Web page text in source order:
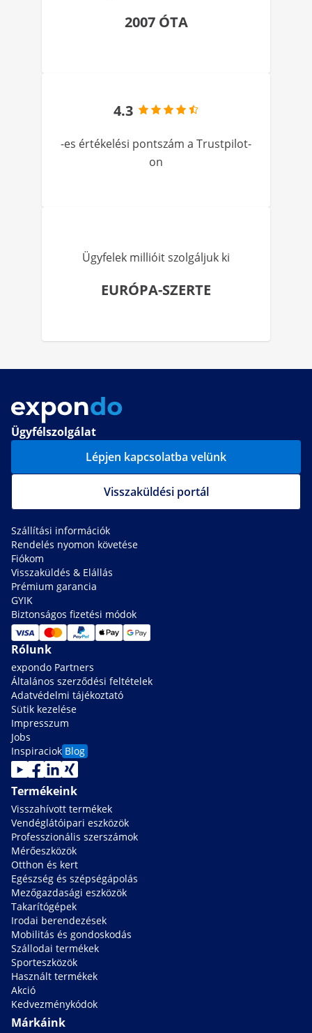
2007 ÓTA
4.3
-es értékelési pontszám a Trustpilot-
on
Ügyfelek millióit szolgáljuk ki
EURÓPA-SZERTE
Ügyfélszolgálat
Lépjen kapcsolatba velünk
Visszaküldési portál
Szállítási információk
Rendelés nyomon követése
Fiókom
Visszaküldés & Elállás
Prémium garancia
GYIK
Biztonságos fizetési módok
Rólunk
expondo Partners
Általános szerződési feltételek
Adatvédelmi tájékoztató
Sütik kezelése
Impresszum
Jobs
Inspiraciok Blog
Termékeink
Visszahívott termékek
Vendéglátóipari eszközök
Professzionális szerszámok
Mérőeszközök
Otthon és kert
Egészség és szépségápolás
Mezőgazdasági eszközök
Takarítógépek
Irodai berendezések
Mobilitás és gondoskodás
Szállodai termékek
Sporteszközök
Használt termékek
Akció
Kedvezménykódok
Márkáink